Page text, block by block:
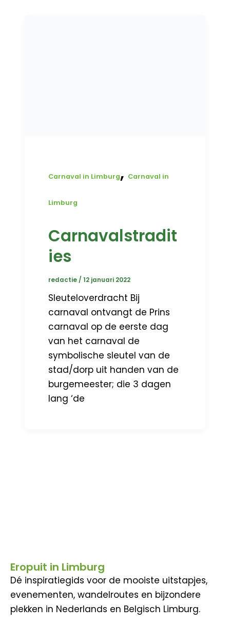
Carnaval in Limburg, Carnaval in
Limburg
Carnavalstradit
ies
redactie /12 januari 2022
Sleuteloverdracht Bij
carnaval ontvangt de Prins
carnaval op de eerste dag
van het carnaval de
symbolische sleutel van de
stad/dorp uit handen van de
burgemeester; die 3 dagen
lang ‘de
Eropuit in Limburg
Dé inspiratiegids voor de mooiste uitstapjes,
evenementen, wandelroutes en bijzondere
plekken in Nederlands en Belgisch Limburg.